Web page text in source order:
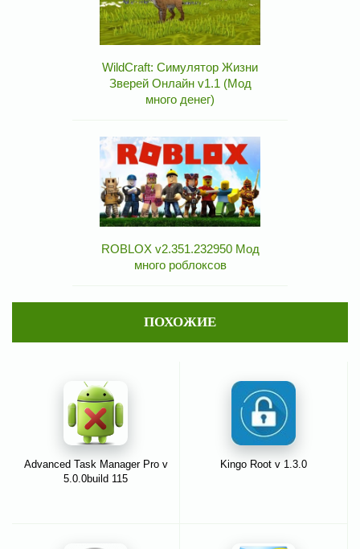
WildCraft: Симулятор Жизни
Зверей Онлайн v1.1 (Мод
много денег)
ROBLOX v2.351.232950 Мод
много роблоксов
ПОХОЖИЕ
Advanced Task Manager Pro v
5.0.0build 115
Kingo Root v 1.3.0